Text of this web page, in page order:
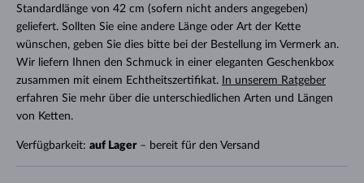
Standardlänge von 42 cm (sofern nicht anders angegeben)
geliefert. Sollten Sie eine andere Länge oder Art der Kette
wünschen, geben Sie dies bitte bei der Bestellung im Vermerk an.
Wir liefern Ihnen den Schmuck in einer eleganten Geschenkbox
zusammen mit einem Echtheitszertifikat.
In unserem Ratgeber
erfahren Sie mehr über die unterschiedlichen Arten und Längen
von Ketten.
Verfügbarkeit: auf Lager– bereit für den Versand